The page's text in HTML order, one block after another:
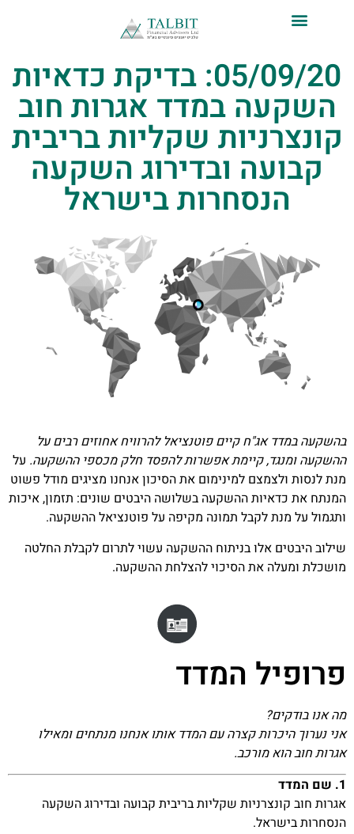
05/09/20: בדיקת כדאיות
השקעה במדד אגרות חוב
קונצרניות שקליות בריבית
קבועה ובדירוג השקעה
הנסחרות בישראל
בהשקעה במדד אג"ח קיים פוטנציאל להרוויח אחוזים רבים על
ההשקעה ומנגד, קיימת אפשרות להפסד חלק מכספי ההשקעה. על
מנת לנסות ולצמצם למינימום את הסיכון אנחנו מציגים מודל פשוט
המנתח את כדאיות ההשקעה בשלושה היבטים שונים: תזמון, איכות
ותגמול על מנת לקבל תמונה מקיפה על פוטנציאל ההשקעה.
שילוב היבטים אלו בניתוח ההשקעה עשוי לתרום לקבלת החלטה
מושכלת ומעלה את הסיכוי להצלחת ההשקעה.
פרופיל המדד
מה אנו בודקים?
אני נערוך היכרות קצרה עם המדד אותו אנחנו מנתחים ומאילו
אגרות חוב הוא מורכב.
1. שם המדד
אגרות חוב קונצרניות שקליות בריבית קבועה ובדירוג השקעה
הנסחרות בישראל.